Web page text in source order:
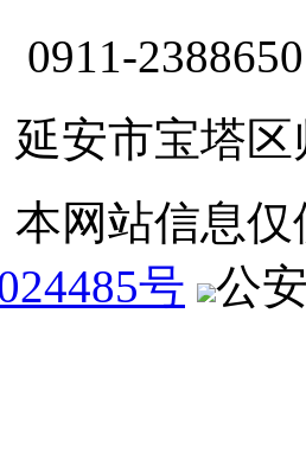
0911-2388650
延安市宝塔
本网站信息
号
公